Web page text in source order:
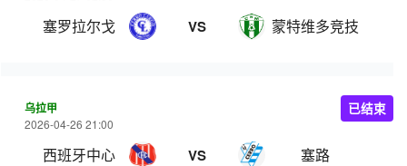
塞罗拉尔戈 VS 蒙特维多竞技
乌拉甲
2026-04-26 21:00
西班牙中心 VS 塞路
已结束